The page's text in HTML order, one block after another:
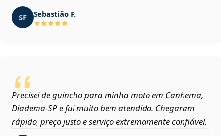
SF Sebastião F.
Precisei de guincho para minha moto em Canhema,
Diadema‑SP e fui muito bem atendido. Chegaram
rápido, preço justo e serviço extremamente confiável.